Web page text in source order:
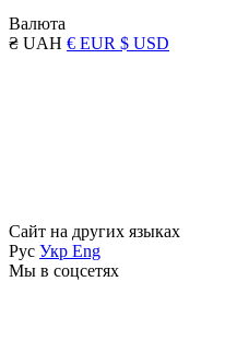
Валюта
₴ UAH € EUR $ USD
Сайт на других языках
Рус Укр Eng
Мы в соцсетях